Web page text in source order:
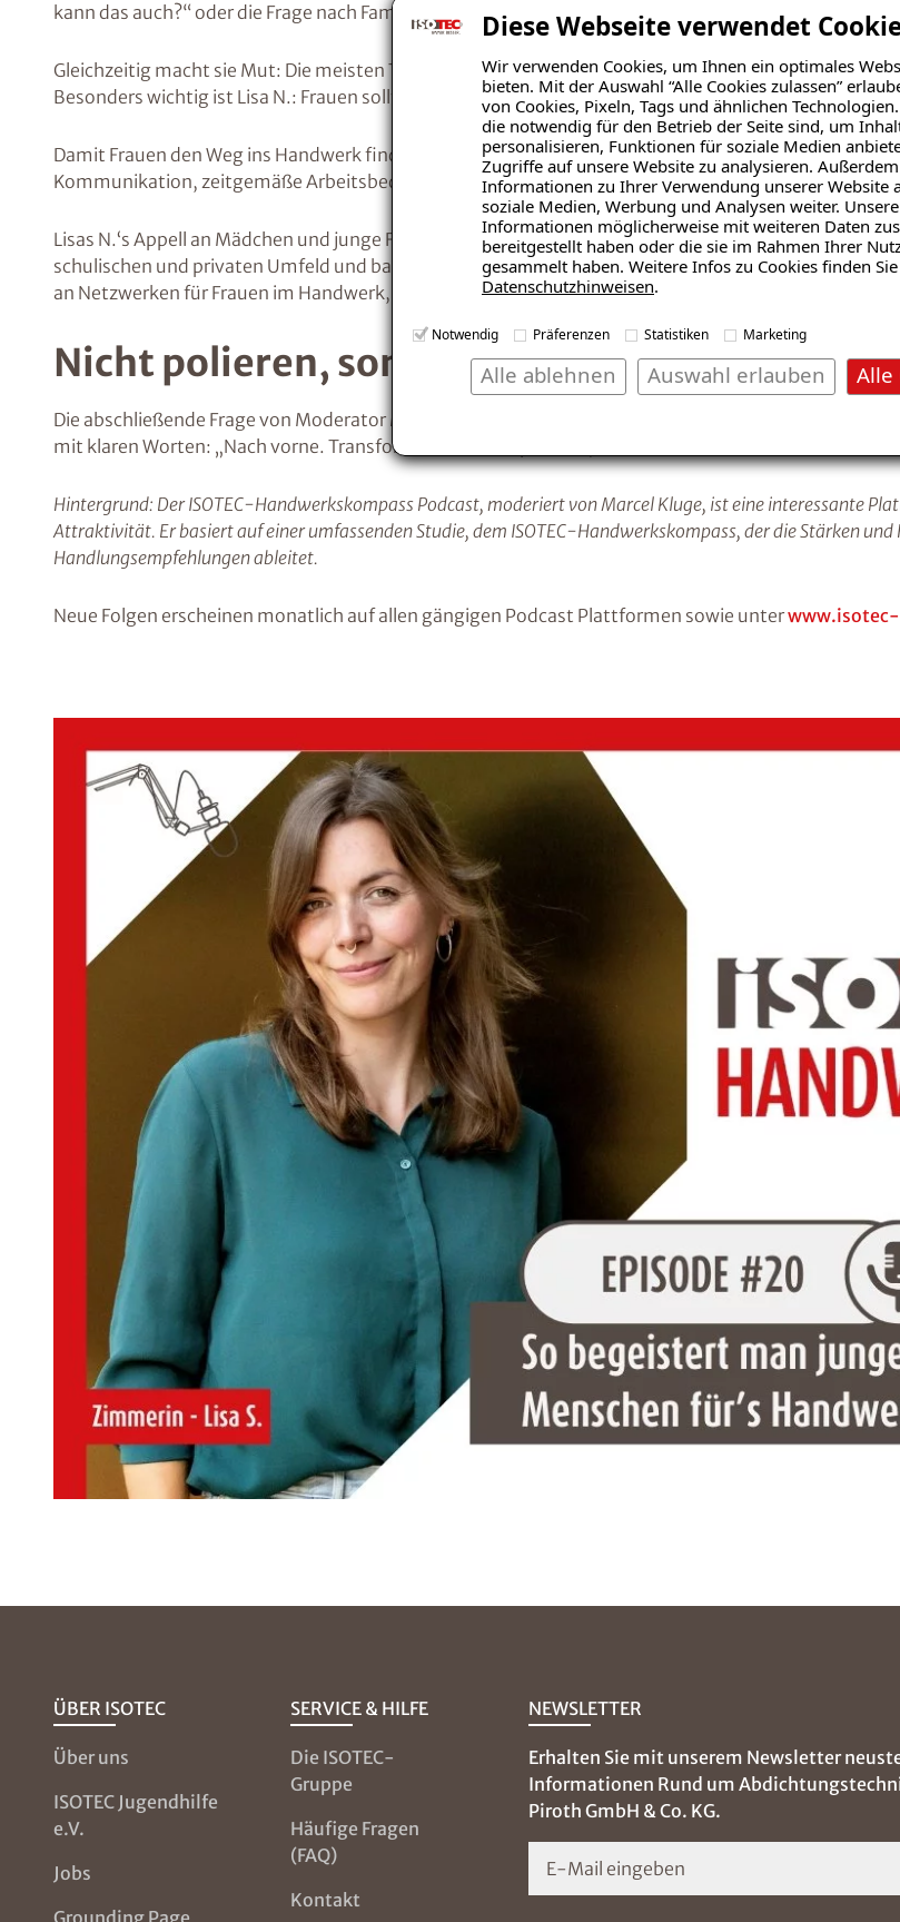
Diese Webseite verwendet
Wir verwenden Cookies, um Ihnen ein optimales
bieten. Mit der Auswahl “Alle Cookies zulassen”
von Cookies, Pixeln, Tags und ähnlichen
die notwendig für den Betrieb der Seite sind, um
personalisieren, Funktionen für soziale Medien
Zugriffe auf unsere Website zu analysieren.
Informationen zu Ihrer Verwendung unserer Website
soziale Medien, Werbung und Analysen weiter.
Informationen möglicherweise mit weiteren Daten
bereitgestellt haben oder die sie im Rahmen Ihrer
gesammelt haben. Weitere Infos zu Cookies finden
Datenschutzhinweisen.
Notwendig Präferenzen Statistiken Marketing
Alle
Auswahl erlauben
Alle ablehnen
kann das auch?“ oder die Frage nach Familienplanung noch im Bewerbungsgespräch: Erlebnisse,
Gleichzeitig macht sie Mut: Die meisten Teams nimmt sie als offen und kooperativ wahr. Ihre
Besonders wichtig ist Lisa N.: Frauen sollten sich niemals ausreden lassen, handwerkliche Wege
Damit Frauen den Weg ins Handwerk finden und auch bleiben, fordert sie strukturelle
Kommunikation, zeitgemäße Arbeitsbedingungen und -zeiten, Frauen im Handwerk als Vorbilder,
Lisas N.‘s Appell an Mädchen und junge Frauen, die über eine Karriere im Handwerk nachdenken:
schulischen und privaten Umfeld und baut euch ein Netzwerk auf. Und wechselt den Betrieb, wenn
an Netzwerken für Frauen im Handwerk, vom regionalen Zusammenschluss bis zu bundesweit
Nicht polieren, sondern verändern
Die abschließende Frage von Moderator Marcel Kluge, wohin der „Kompass des Handwerks“ ihrer
mit klaren Worten: „Nach vorne. Transformation. Nicht polieren, sondern verändern.“
Hintergrund: Der ISOTEC-Handwerkskompass Podcast, moderiert von Marcel Kluge, ist eine interessante
Attraktivität. Er basiert auf einer umfassenden Studie, dem ISOTEC-Handwerkskompass, der die Stärken
Handlungsempfehlungen ableitet.
Neue Folgen erscheinen monatlich auf allen gängigen Podcast Plattformen sowie unter
ÜBER ISOTEC
Über uns
ISOTEC Jugendhilfe
e.V.
Jobs
Grounding Page
SERVICE & HILFE
Die ISOTEC-
Gruppe
Häufige Fragen
(FAQ)
Kontakt
NEWSLETTER
Erhalten Sie mit unserem Newsletter
Informationen Rund um
Piroth GmbH & Co. KG.
E-Mail eingeben